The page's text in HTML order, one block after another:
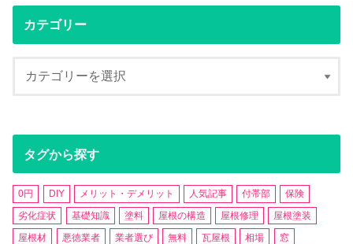
カテゴリー
タグから探す
0円 DIY メリット・デメリット 人気記事 付帯部
保険
劣化症状
基礎知識 塗料 屋根の構造 屋根修理
屋根塗装
屋根材
悪徳業者 業者選び 無料 瓦屋根 相場
窓